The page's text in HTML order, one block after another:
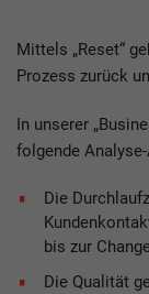
Mittels „Reset“
Prozess zurück
In unserer
folgende
Die
bis zur
Die Qualität